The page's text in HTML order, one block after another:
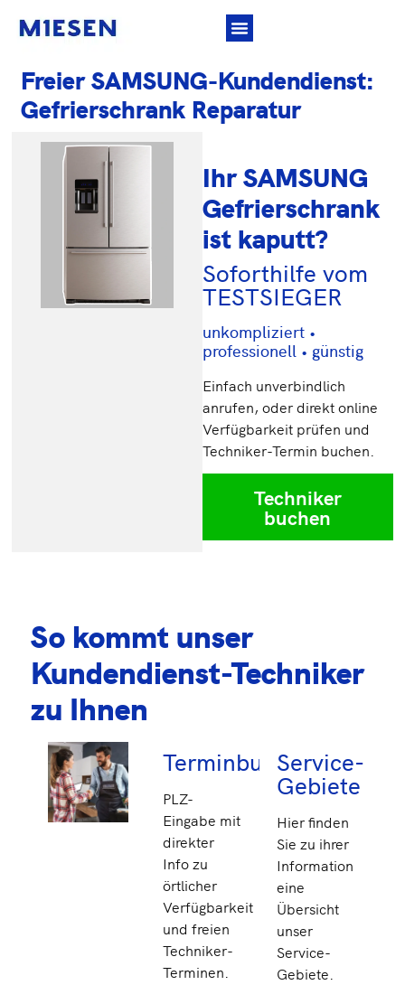
Freier SAMSUNG-Kundendienst:
Gefrierschrank Reparatur
Ihr SAMSUNG
Gefrierschrank
ist kaputt?
Soforthilfe vom
TESTSIEGER
unkompliziert •
professionell • günstig
Einfach unverbindlich
anrufen, oder direkt online
Verfügbarkeit prüfen und
Techniker-Termin buchen.
Techniker
buchen
So kommt unser
Kundendienst-Techniker
zu Ihnen
Terminbuchung
PLZ-
Eingabe mit
direkter
Info zu
örtlicher
Verfügbarkeit
und freien
Techniker-
Terminen.
Service-
Gebiete
Hier finden
Sie zu ihrer
Information
eine
Übersicht
unser
Service-
Gebiete.